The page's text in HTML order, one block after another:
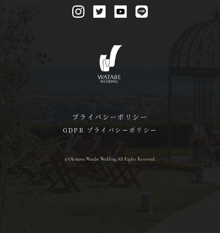
プライバシーポリシー
GDPR プライバシーポリシー
© Okinawa Watabe Wedding All Rights Reserved.